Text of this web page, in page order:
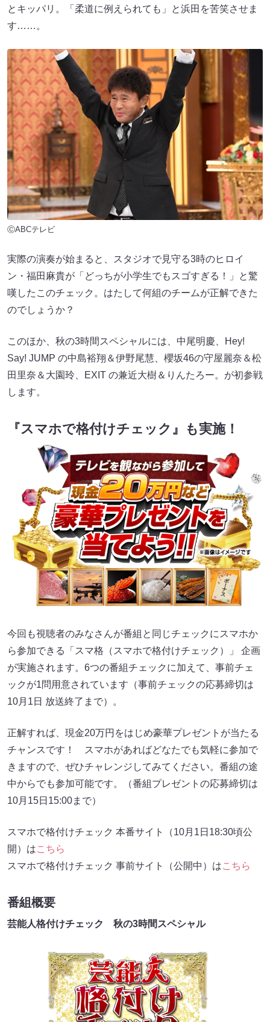
とキッパリ。「柔道に例えられても」と浜田を苦笑させま
す……。
ⒸABCテレビ
実際の演奏が始まると、スタジオで見守る3時のヒロイ
ン・福田麻貴が「どっちが小学生でもスゴすぎる！」と驚
嘆したこのチェック。はたして何組のチームが正解できた
のでしょうか？
このほか、秋の3時間スペシャルには、中尾明慶、Hey!
Say! JUMP の中島裕翔＆伊野尾慧、櫻坂46の守屋麗奈＆松
田里奈＆大園玲、EXIT の兼近大樹＆りんたろー。が初参戦
します。
『スマホで格付けチェック』も実施！
今回も視聴者のみなさんが番組と同じチェックにスマホか
ら参加できる「スマ格（スマホで格付けチェック）」 企画
が実施されます。6つの番組チェックに加えて、事前チェ
ックが1問用意されています（事前チェックの応募締切は
10月1日 放送終了まで）。
正解すれば、現金20万円をはじめ豪華プレゼントが当たる
チャンスです！ スマホがあればどなたでも気軽に参加で
きますので、ぜひチャレンジしてみてください。番組の途
中からでも参加可能です。（番組プレゼントの応募締切は
10月15日15:00まで）
スマホで格付けチェック 本番サイト（10月1日18:30頃公
開）はこちら
スマホで格付けチェック 事前サイト（公開中）はこちら
番組概要
芸能人格付けチェック 秋の3時間スペシャル